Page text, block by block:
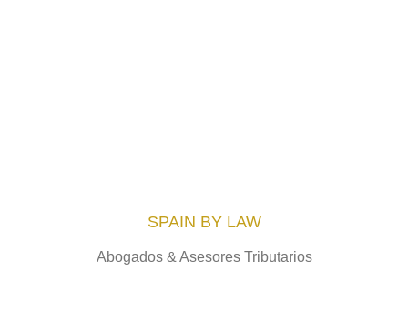
SPAIN BY LAW
Abogados & Asesores Tributarios